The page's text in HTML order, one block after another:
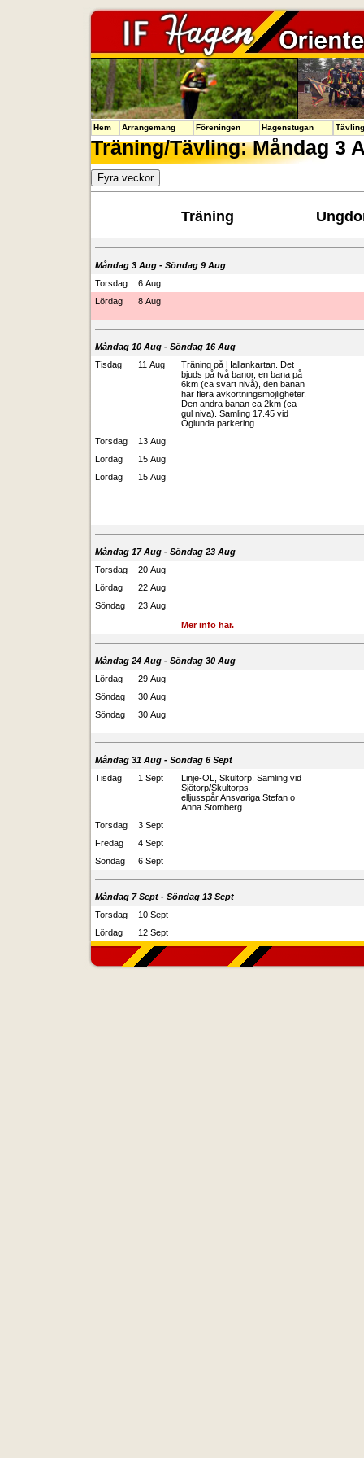
Träning/Tävling: Måndag 3
Träning
Måndag 3 Aug - Söndag 9 Aug
Torsdag
6 Aug
Lördag
8 Aug
Måndag 10 Aug - Söndag 16 Aug
Tisdag
11 Aug
Träning på Hallankartan. Det
bjuds på två banor, en bana på
6km (ca svart nivå), den banan
har flera avkortningsmöjligheter.
Den andra banan ca 2km (ca
gul niva). Samling 17.45 vid
Öglunda parkering.
Torsdag
13 Aug
Lördag
15 Aug
Lördag
15 Aug
Måndag 17 Aug - Söndag 23 Aug
Torsdag
20 Aug
Lördag
22 Aug
Söndag
23 Aug
Mer info här.
Måndag 24 Aug - Söndag 30 Aug
Lördag
29 Aug
Söndag
30 Aug
Söndag
30 Aug
Måndag 31 Aug - Söndag 6 Sept
Tisdag
1 Sept
Linje-OL, Skultorp. Samling vid
Sjötorp/Skultorps
elljusspår.Ansvariga Stefan o
Anna Stomberg
Torsdag
3 Sept
Fredag
4 Sept
Söndag
6 Sept
Måndag 7 Sept - Söndag 13 Sept
Torsdag
10 Sept
Lördag
12 Sept
Hem Arrangemang Föreningen Hagenstugan Tävling